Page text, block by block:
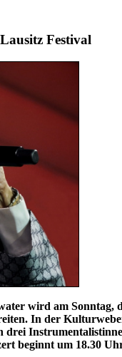
Festival
wird am Sonntag,
In der
beginnt um 18.30